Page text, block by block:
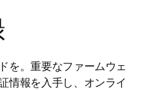
を。重要なファームウェ
情報を入手し、オンライ